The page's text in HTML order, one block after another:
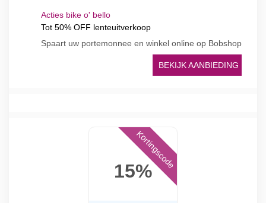
Acties bike o' bello
Tot 50% OFF lenteuitverkoop
Spaart uw portemonnee en winkel online op Bobshop
BEKIJK AANBIEDING
15%
Kortingscode